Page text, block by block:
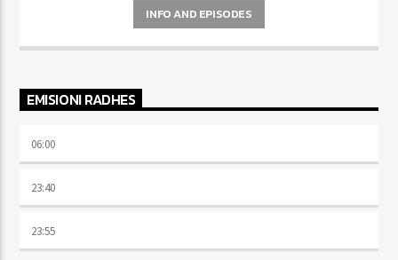
INFO AND EPISODES
EMISIONI RADHES
06:00
23:40
23:55